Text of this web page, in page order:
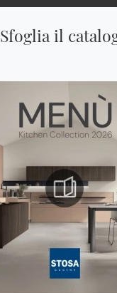
Sfoglia il